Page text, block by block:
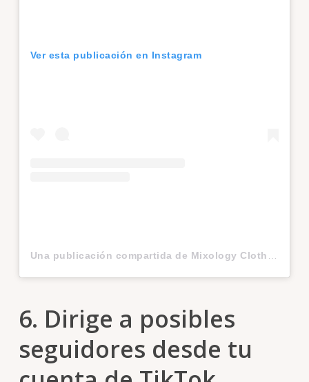
Ver esta publicación en Instagram
6. Dirige a posibles
seguidores desde tu